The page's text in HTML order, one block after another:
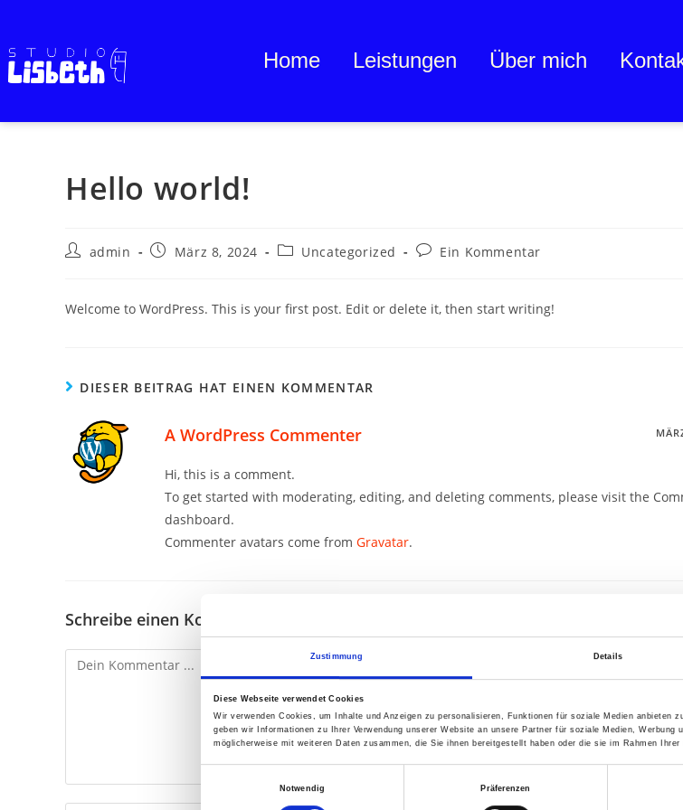
Zustimmung Details
Diese Webseite verwendet Cookies
Wir verwenden Cookies, um Inhalte und Anzeigen zu personalisieren, Funktionen für soziale Medien anbieten
geben wir Informationen zu Ihrer Verwendung unserer Website an unsere Partner für soziale Medien,
möglicherweise mit weiteren Daten zusammen, die Sie ihnen bereitgestellt haben oder die sie im Rahmen
Notwendig Präferenzen
Home Leistungen Über mich
Hello world!
admin März 8, 2024 Uncategorized Ein Kommentar
Welcome to WordPress. This is your first post. Edit or delete it, then start writing!
DIESER BEITRAG HAT EINEN KOMMENTAR
A WordPress Commenter
Hi, this is a comment.
To get started with moderating, editing, and deleting comments, please visit the
dashboard.
Commenter avatars come from Gravatar.
Schreibe einen Kommentar